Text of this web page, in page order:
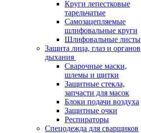
Круги лепестковые
тарельчатые
Самозацепляемые
шлифовальные круги
Шлифовальные листы
Защита лица, глаз и органов
дыхания
Сварочные маски,
шлемы и щитки
Защитные стекла,
запчасти для масок
Блоки подачи воздуха
Защитные очки
Респираторы
Спецодежда для сварщиков